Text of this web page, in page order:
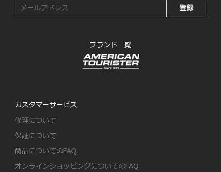
登録
ブランド一覧
カスタマーサービス
修理について
保証について
商品についてのFAQ
オンラインショッピングについてのFAQ